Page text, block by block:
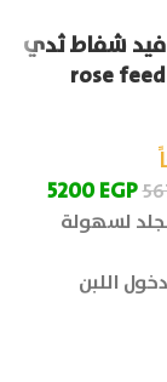
فيد شفاط ثدي
كهربائي | rose feed
5200EGP
لسهولة
اللبن